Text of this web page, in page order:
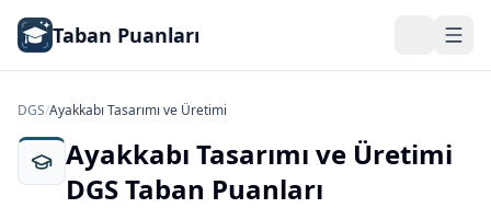
Taban Puanları
DGS/Ayakkabı Tasarımı ve Üretimi
Ayakkabı Tasarımı ve Üretimi
DGS Taban Puanları